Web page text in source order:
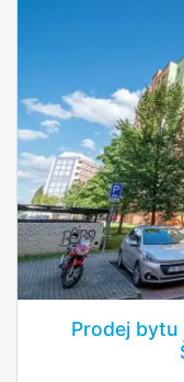
Prodej bytu